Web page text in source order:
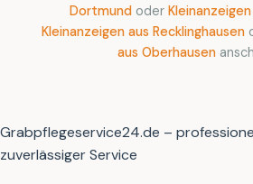
Dortmund oder
Kleinanzeigen aus Recklinghausen
aus Oberhausen
Grabpflegeservice24.de –
zuverlässiger Service